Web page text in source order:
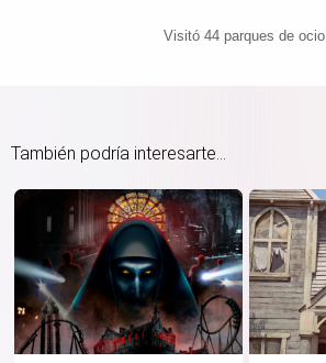
Visitó 44 parques de ocio.
También podría interesarte...